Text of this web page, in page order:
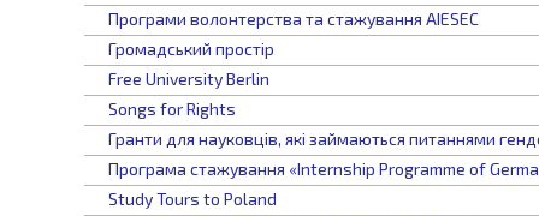
Програми волонтерства та стажування AIESEC
Громадський простір
Free University Berlin
Songs for Rights
Гранти для науковців, які займаються питаннями
Програма стажування «Internship Programme of
Study Tours to Poland